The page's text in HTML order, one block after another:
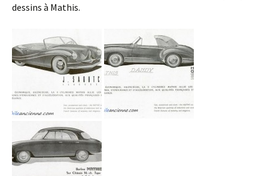
dessins à Mathis.